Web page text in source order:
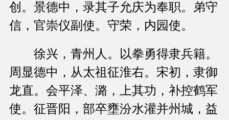
创。景德中，录其子允庆为奉职。弟守
信，官崇仪副使。守荣，内园使。
徐兴，青州人。以拳勇得隶兵籍。
周显德中，从太祖征淮右。宋初，隶御
龙直。会平泽、潞，上其功，补控鹤军
使。征晋阳，部卒壅汾水灌并州城，益